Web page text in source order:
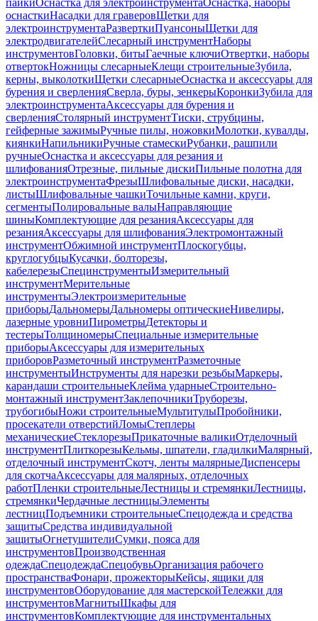
пайкиОснастка для электроинструментаОснастка, наборы
оснасткиНасадки для граверовЩетки для
электроинструментаРазверткиПуансоныЩетки для
электродвигателейСлесарный инструментНаборы
инструментовГоловки, битыГаечные ключиОтвертки, наборы
отвертокНожницы слесарныеКлещи строительныеЗубила,
керны, выколоткиЩетки слесарныеОснастка и аксессуары для
бурения и сверленияСверла, буры, зенкерыКоронкиЗубила для
электроинструментаАксессуары для бурения и
сверленияСтолярный инструментТиски, струбцины,
гейферные зажимыРучные пилы, ножовкиМолотки, кувалды,
киянкиНапильникиРучные стамескиРубанки, рашпили
ручныеОснастка и аксессуары для резания и
шлифованияОтрезные, пильные дискиПильные полотна для
электроинструментаФрезыШлифовальные диски, насадки,
листыШлифовальные чашкиТочильные камни, круги,
сегментыПолировальные валыНаправляющие
шиныКомплектующие для резанияАксессуары для
резанияАксессуары для шлифованияЭлектромонтажный
инструментОбжимной инструментПлоскогубцы,
круглогубцыКусачки, болторезы,
кабелерезыСпецинструментыИзмерительный
инструментМерительные
инструментыЭлектроизмерительные
приборыДальномерыДальномеры оптическиеНивелиры,
лазерные уровниПирометрыДетекторы и
тестерыТолщиномерыСпециальные измерительные
приборыАксессуары для измерительных
приборовРазметочный инструментРазметочные
инструментыИнструменты для нарезки резьбыМаркеры,
карандаши строительныеКлейма ударныеСтроительно-
монтажный инструментЗаклепочникиТруборезы,
трубогибыНожи строительныеМультитулыПробойники,
просекатели отверстийЛомыСтеплеры
механическиеСтеклорезыПрикаточные валикиОтделочный
инструментПлиткорезыКельмы, шпатели, гладилкиМалярный,
отделочный инструментСкотч, ленты малярныеДиспенсеры
для скотчаАксессуары для малярных, отделочных
работПленки строительныеЛестницы и стремянкиЛестницы,
стремянкиЧердачные лестницыЭлементы
лестницПодъемники строительныеСпецодежда и средства
защитыСредства индивидуальной
защитыОгнетушителиСумки, пояса для
инструментовПроизводственная
одеждаСпецодеждаСпецобувьОрганизация рабочего
пространстваФонари, прожекторыКейсы, ящики для
инструментовОборудование для мастерскойТележки для
инструментовМагнитыШкафы для
инструментовКомплектующие для инструментальных